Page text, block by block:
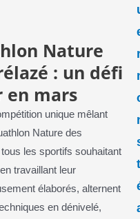
Nature
: un défi
en mars
unique mêlant
Nature des
les sportifs souhaitant
travaillant leur
élaborés, alternent
en dénivelé,